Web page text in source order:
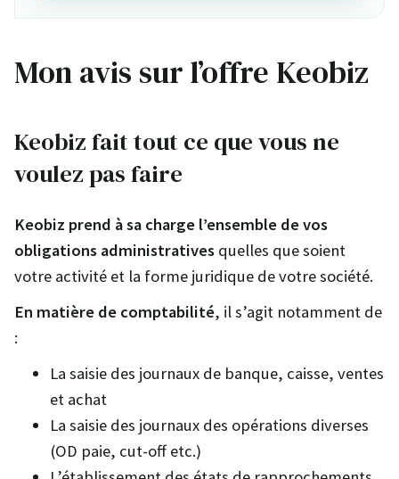
Mon avis sur l’offre Keobiz
Keobiz fait tout ce que vous ne
voulez pas faire
Keobiz prend à sa charge l’ensemble de vos
obligations administratives quelles que soient
votre activité et la forme juridique de votre société.
En matière de comptabilité, il s’agit notamment de
:
La saisie des journaux de banque, caisse, ventes
et achat
La saisie des journaux des opérations diverses
(OD paie, cut-off etc.)